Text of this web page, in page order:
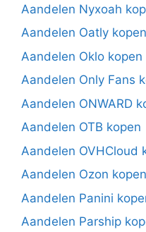
Aandelen Nyxoah
Aandelen Oatly kopen
Aandelen Oklo kopen
Aandelen Only Fans
Aandelen ONWARD
Aandelen OTB kopen
Aandelen OVHCloud
Aandelen Ozon
Aandelen Panini
Aandelen Parship